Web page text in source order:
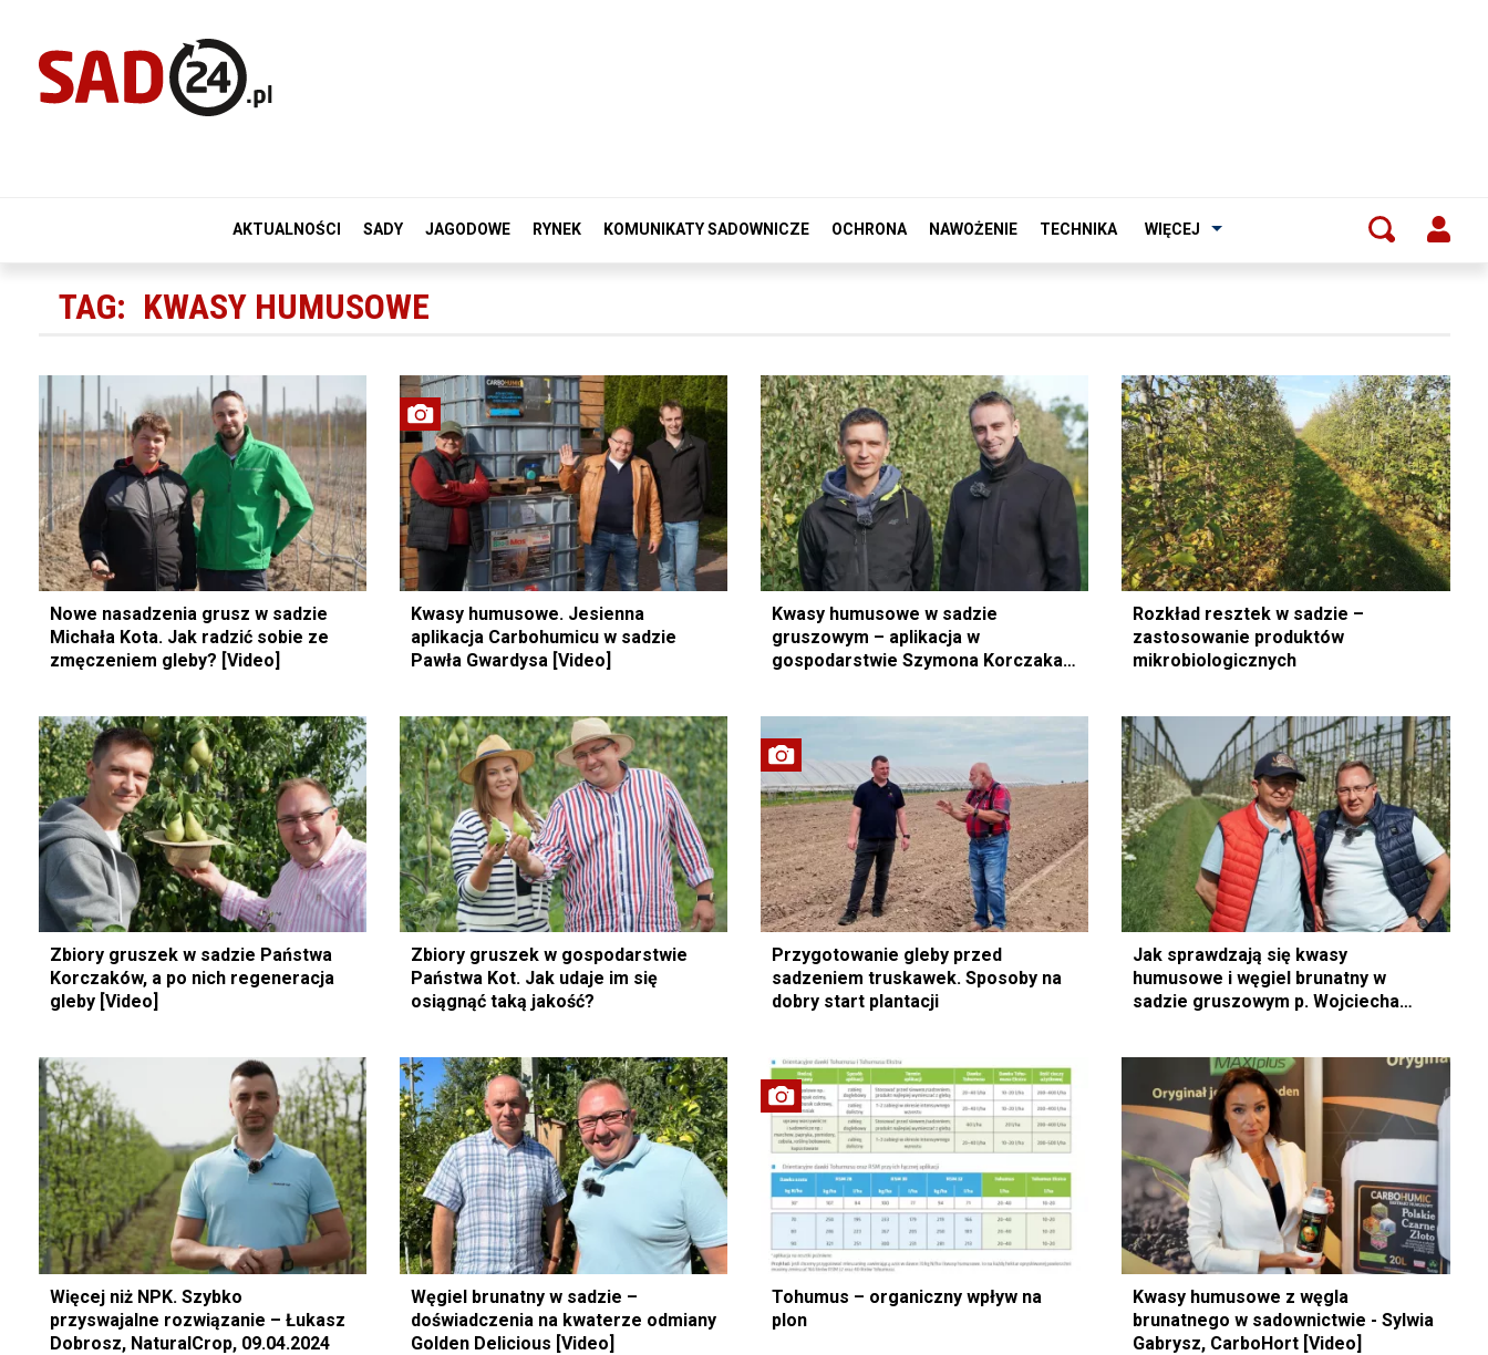
AKTUALNOŚCI SADY JAGODOWE RYNEK KOMUNIKATY SADOWNICZE OCHRONA NAWOŻENIE TECHNIKA WIĘCEJ
TAG: KWASY HUMUSOWE
Nowe nasadzenia grusz w sadzie
Michała Kota. Jak radzić sobie ze
zmęczeniem gleby? [Video]
Kwasy humusowe. Jesienna
aplikacja Carbohumicu w sadzie
Pawła Gwardysa [Video]
Kwasy humusowe w sadzie
gruszowym – aplikacja w
gospodarstwie Szymona Korczaka
Rozkład resztek w sadzie –
zastosowanie produktów
mikrobiologicznych
Zbiory gruszek w sadzie Państwa
Korczaków, a po nich regeneracja
gleby [Video]
Zbiory gruszek w gospodarstwie
Państwa Kot. Jak udaje im się
osiągnąć taką jakość?
Przygotowanie gleby przed
sadzeniem truskawek. Sposoby na
dobry start plantacji
Jak sprawdzają się kwasy
humusowe i węgiel brunatny w
sadzie gruszowym p. Wojciecha
Więcej niż NPK. Szybko
przyswajalne rozwiązanie – Łukasz
Dobrosz, NaturalCrop, 09.04.2024
Węgiel brunatny w sadzie –
doświadczenia na kwaterze odmiany
Golden Delicious [Video]
Tohumus – organiczny wpływ na
plon
Kwasy humusowe z węgla
brunatnego w sadownictwie - Sylwia
Gabrysz, CarboHort [Video]